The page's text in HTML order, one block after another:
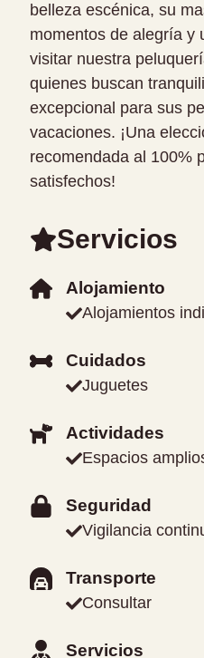
belleza escénica, su
momentos de alegría y
visitar nuestra
quienes buscan
excepcional para sus
vacaciones. ¡Una
recomendada al 100%
satisfechos!
Servicios
Alojamiento
Alojamientos
Cuidados
Juguetes
Actividades
Espacios
Seguridad
Vigilancia
Transporte
Consultar
Servicios